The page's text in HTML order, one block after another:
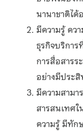
นานาชาติได้
มีความรู้ คว
ธุรกิจบริการ
การสื่อสาร
อย่างมีประ
มีความสามา
สารสนเทศใ
ความรู้ มีทัก